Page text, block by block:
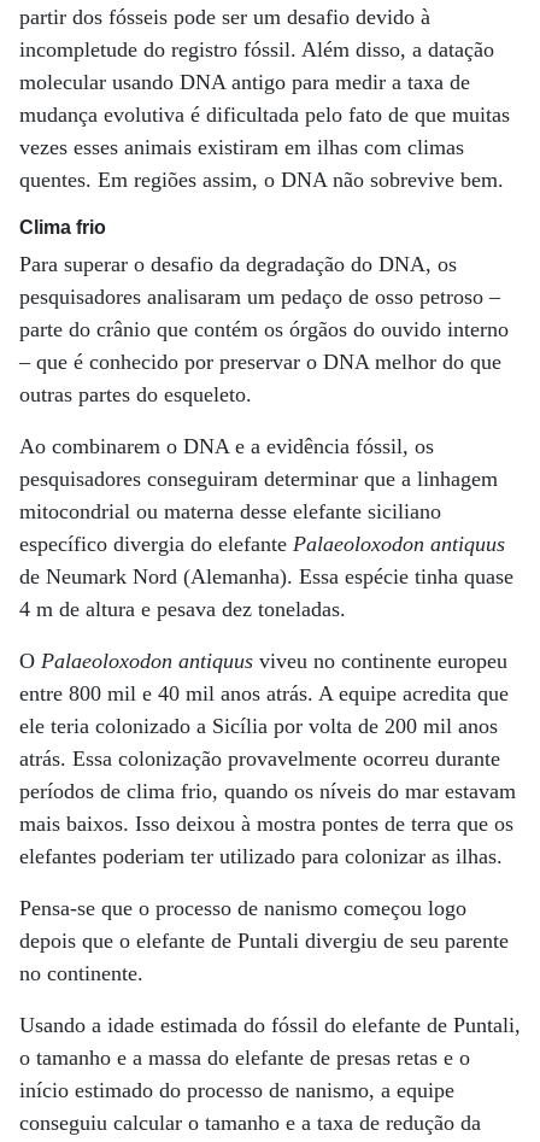
partir dos fósseis pode ser um desafio devido à
incompletude do registro fóssil. Além disso, a datação
molecular usando DNA antigo para medir a taxa de
mudança evolutiva é dificultada pelo fato de que muitas
vezes esses animais existiram em ilhas com climas
quentes. Em regiões assim, o DNA não sobrevive bem.
Clima frio
Para superar o desafio da degradação do DNA, os
pesquisadores analisaram um pedaço de osso petroso –
parte do crânio que contém os órgãos do ouvido interno
– que é conhecido por preservar o DNA melhor do que
outras partes do esqueleto.
Ao combinarem o DNA e a evidência fóssil, os
pesquisadores conseguiram determinar que a linhagem
mitocondrial ou materna desse elefante siciliano
específico divergia do elefante Palaeoloxodon antiquus
de Neumark Nord (Alemanha). Essa espécie tinha quase
4 m de altura e pesava dez toneladas.
O Palaeoloxodon antiquus viveu no continente europeu
entre 800 mil e 40 mil anos atrás. A equipe acredita que
ele teria colonizado a Sicília por volta de 200 mil anos
atrás. Essa colonização provavelmente ocorreu durante
períodos de clima frio, quando os níveis do mar estavam
mais baixos. Isso deixou à mostra pontes de terra que os
elefantes poderiam ter utilizado para colonizar as ilhas.
Pensa-se que o processo de nanismo começou logo
depois que o elefante de Puntali divergiu de seu parente
no continente.
Usando a idade estimada do fóssil do elefante de Puntali,
o tamanho e a massa do elefante de presas retas e o
início estimado do processo de nanismo, a equipe
conseguiu calcular o tamanho e a taxa de redução da